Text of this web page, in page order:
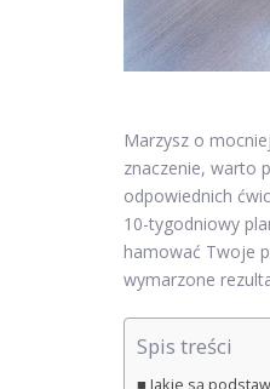
Marzysz o
znaczenie, warto
odpowiednich
10-tygodniowy
hamować Twoje
wymarzone
Spis treści